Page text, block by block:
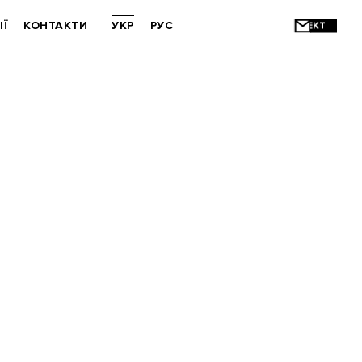
КОНТАКТИ УКР РУС